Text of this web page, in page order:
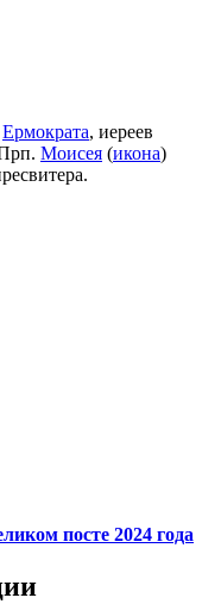
Ермократа, иереев
Моисея (икона)
посте 2024 года